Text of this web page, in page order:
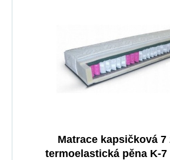
Matrace kapsičková 7
termoelastická pěna K-7